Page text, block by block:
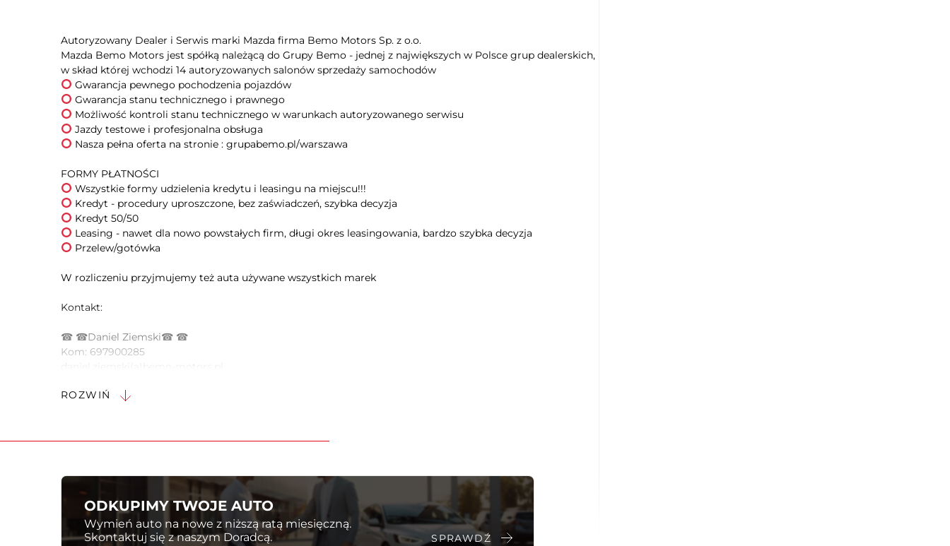
Autoryzowany Dealer i Serwis marki Mazda firma Bemo Motors Sp. z o.o.
Mazda Bemo Motors jest spółką należącą do Grupy Bemo - jednej z największych w Polsce grup dealerskich,
Gwarancja pewnego pochodzenia pojazdów
Gwarancja stanu technicznego i prawnego
Nasza pełna oferta na stronie : grupabemo.pl/warszawa
Kredyt 50/50
Przelew/gotówka
W rozliczeniu przyjmujemy też auta używane wszystkich marek
Kontakt:
☎ ☎Daniel Ziemski☎ ☎
Kom: 697900285
kamil.hasiak(a)bemo-motors.pl
OFEROWANY SAMOCHÓD:
Mazda CX-30 2.0L e-SKYACTIV X 186KM 6AT FWD Exclusive-line
Silnik: 2,0 186KM
ROZWIŃ
ODKUPIMY TWOJE AUTO
Wymień auto na nowe z niższą ratą miesięczną.
Skontaktuj się z naszym Doradcą.
SPRAWDŹ